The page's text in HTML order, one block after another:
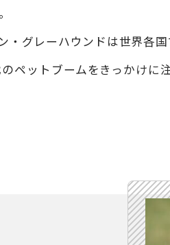
・グレーハウンドは世界各
ペットブームをきっかけ